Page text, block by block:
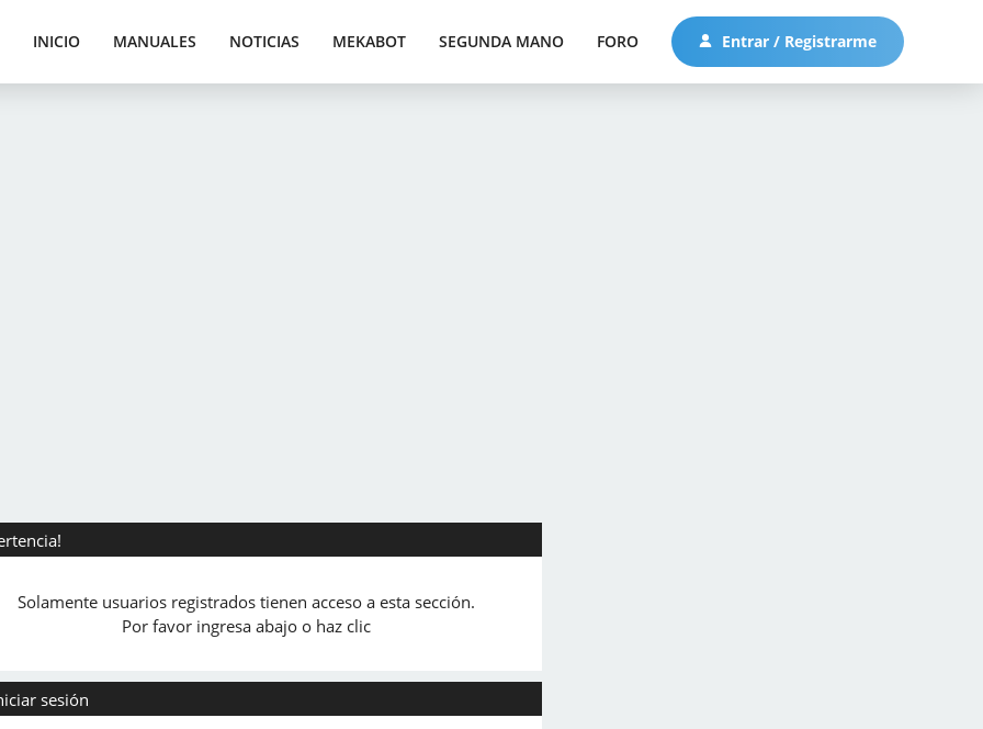
INICIO MANUALES NOTICIAS MEKABOT SEGUNDA MANO FORO Entrar / Registrarme
Solamente usuarios registrados tienen acceso a esta sección.
Por favor ingresa abajo o haz clic
sesión